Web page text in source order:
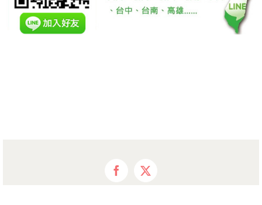
Facebook
X